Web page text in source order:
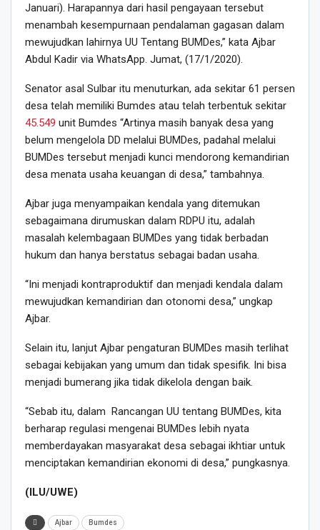
Januari). Harapannya dari hasil pengayaan tersebut
menambah kesempurnaan pendalaman gagasan dalam
mewujudkan lahirnya UU Tentang BUMDes,” kata Ajbar
Abdul Kadir via WhatsApp. Jumat, (17/1/2020).
Senator asal Sulbar itu menuturkan, ada sekitar 61 persen
desa telah memiliki Bumdes atau telah terbentuk sekitar
45.549 unit Bumdes “Artinya masih banyak desa yang
belum mengelola DD melalui BUMDes, padahal melalui
BUMDes tersebut menjadi kunci mendorong kemandirian
desa menata usaha keuangan di desa,” tambahnya.
Ajbar juga menyampaikan kendala yang ditemukan
sebagaimana dirumuskan dalam RDPU itu, adalah
masalah kelembagaan BUMDes yang tidak berbadan
hukum dan hanya berstatus sebagai badan usaha.
“Ini menjadi kontraproduktif dan menjadi kendala dalam
mewujudkan kemandirian dan otonomi desa,” ungkap
Ajbar.
Selain itu, lanjut Ajbar pengaturan BUMDes masih terlihat
sebagai kebijakan yang umum dan tidak spesifik. Ini bisa
menjadi bumerang jika tidak dikelola dengan baik.
“Sebab itu, dalam Rancangan UU tentang BUMDes, kita
berharap regulasi mengenai BUMDes lebih nyata
memberdayakan masyarakat desa sebagai ikhtiar untuk
menciptakan kemandirian ekonomi di desa,” pungkasnya.
(ILU/UWE)
Ajbar Bumdes